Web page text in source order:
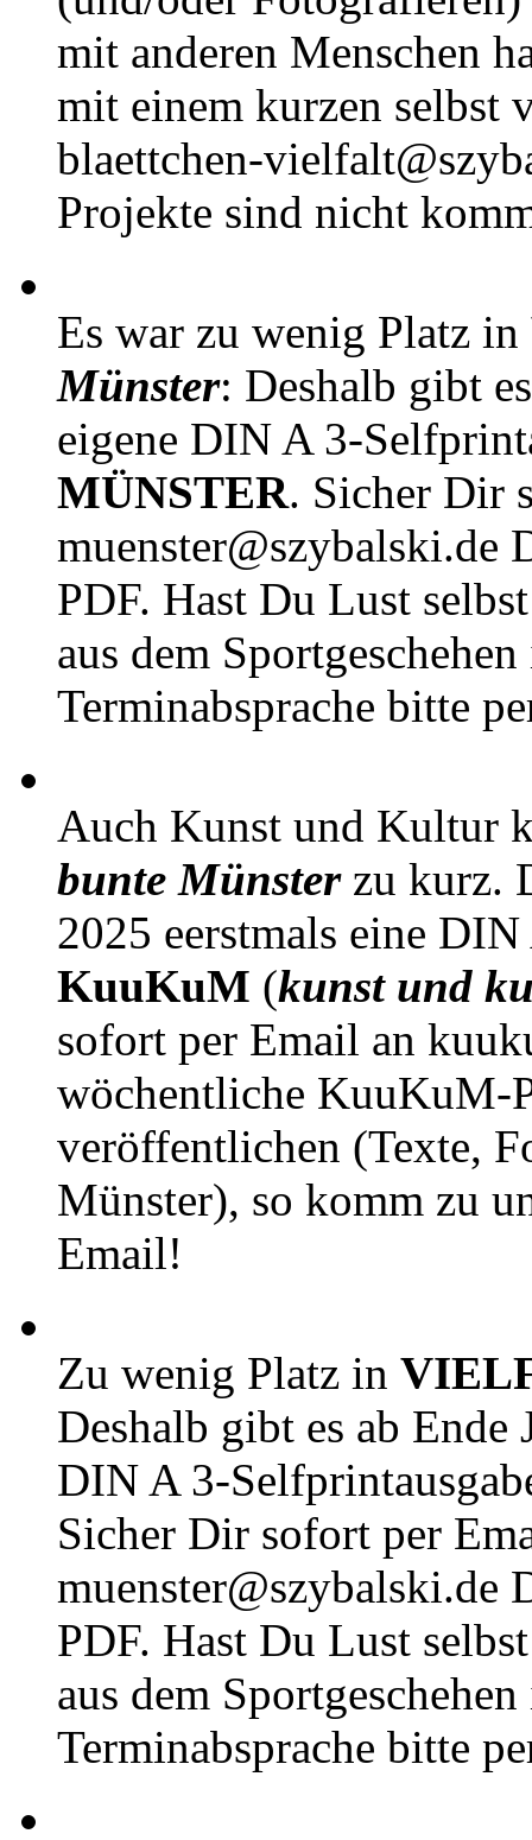
mit anderen Menschen
mit einem kurzen selbst
blaettchen-
Projekte sind nicht
Es war zu wenig Platz in
Münster: Deshalb gibt
eigene DIN A 3-
MÜNSTER. Sicher Dir
muenster@szybalski.de
PDF. Hast Du Lust
aus dem
Terminabsprache bitte
Auch Kunst und Kultur
bunte Münsterzu kurz.
2025 eerstmals eine
KuuKuM (kunst und
sofort per Email an
wöchentliche KuuKuM-
veröffentlichen (Texte,
Münster), so komm zu
Email!
Zu wenig Platz in
Deshalb gibt es ab Ende
DIN A 3-
Sicher Dir sofort per
muenster@szybalski.de
PDF. Hast Du Lust
aus dem
Terminabsprache bitte